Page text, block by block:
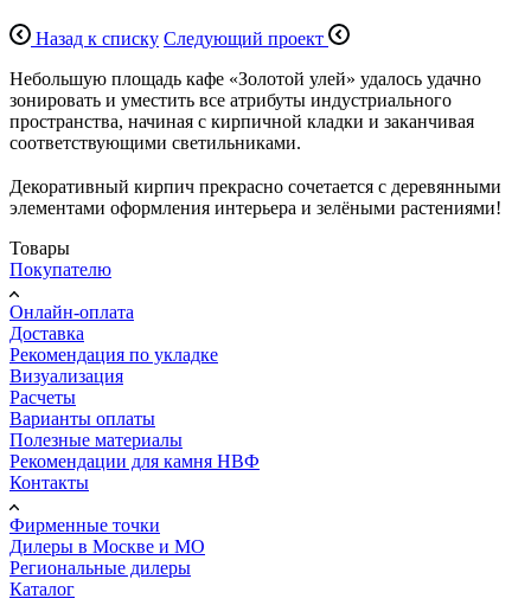
Назад к списку Следующий проект
Небольшую площадь кафе «Золотой улей» удалось удачно
зонировать и уместить все атрибуты индустриального
пространства, начиная с кирпичной кладки и заканчивая
соответствующими светильниками.
Декоративный кирпич прекрасно сочетается с деревянными
элементами оформления интерьера и зелёными растениями!
Товары
Покупателю
Онлайн-оплата
Доставка
Рекомендация по укладке
Визуализация
Расчеты
Варианты оплаты
Полезные материалы
Рекомендации для камня НВФ
Контакты
Фирменные точки
Дилеры в Москве и МО
Региональные дилеры
Каталог